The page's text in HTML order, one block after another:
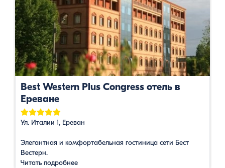
Best Western Plus Congress отель в
Ереване
Ул. Италии 1, Ереван
Элегантная и комфортабельная гостиница сети Бест
Вестерн.
Читать подробнее